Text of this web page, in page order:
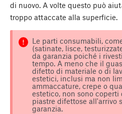
di nuovo. A volte questo può
troppo attaccate alla superficie.
Le parti consumabili,
(satinate, lisce,
da garanzia poiché i
tempo. A meno che il
difetto di materiale o di
estetici, inclusi ma non
ammaccature, crepe o
estetico, non sono coperti
piastre difettose all'arrivo
garanzia.